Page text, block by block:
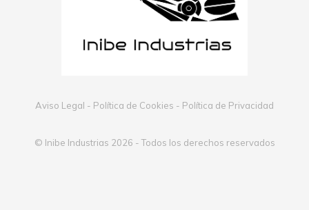
Aviso Legal - Política de Cookies - Política de Privacidad
© Inibe Industrias 2026 - Todos los derechos reservados